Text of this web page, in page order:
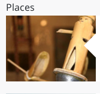
Places